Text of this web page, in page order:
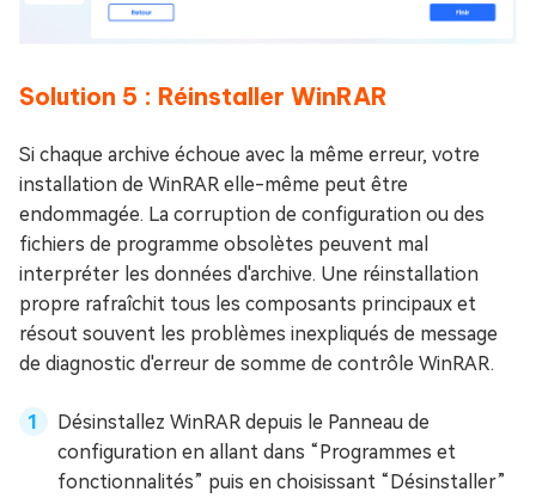
Solution 5 : Réinstaller WinRAR
Si chaque archive échoue avec la même erreur, votre
installation de WinRAR elle-même peut être
endommagée. La corruption de configuration ou des
fichiers de programme obsolètes peuvent mal
interpréter les données d'archive. Une réinstallation
propre rafraîchit tous les composants principaux et
résout souvent les problèmes inexpliqués de message
de diagnostic d'erreur de somme de contrôle WinRAR.
Désinstallez WinRAR depuis le Panneau de
configuration en allant dans “Programmes et
fonctionnalités” puis en choisissant “Désinstaller”